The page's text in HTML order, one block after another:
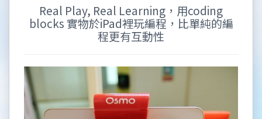
Real Play, Real Learning，用coding
blocks 實物於iPad裡玩編程，比單純的編
程更有互動性